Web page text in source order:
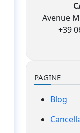
Avenue
+39
PAGINE
Blog